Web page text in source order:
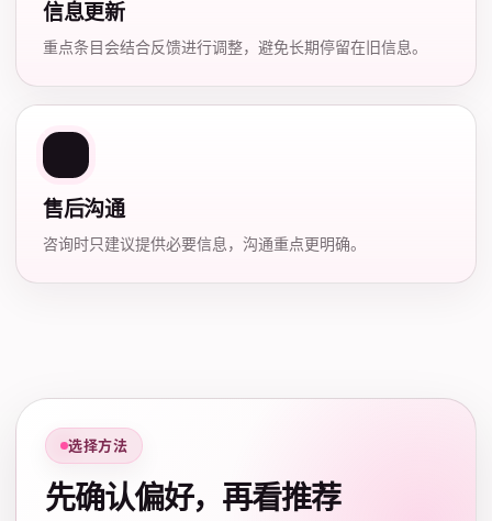
信息更新
重点条目会结合反馈进行调整，避免长期停留在旧信息。
售后沟通
咨询时只建议提供必要信息，沟通重点更明确。
选择方法
先确认偏好，再看推荐